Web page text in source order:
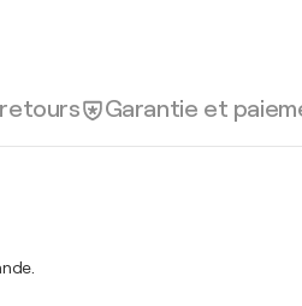
Garantie et